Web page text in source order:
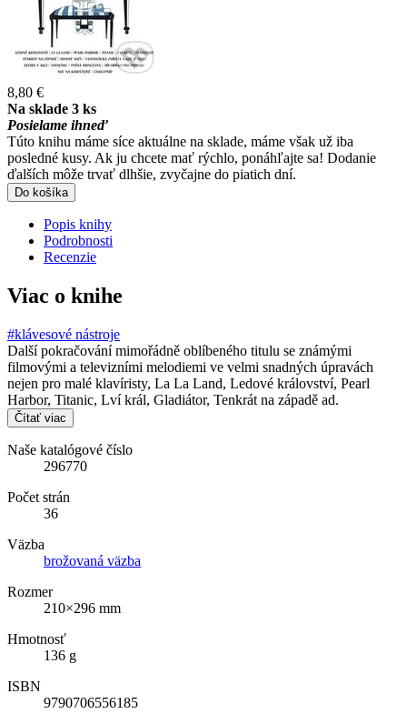
8,80 €
Na sklade 3 ks
Posielame ihneď
Túto knihu máme síce aktuálne na sklade, máme však už iba
posledné kusy. Ak ju chcete mať rýchlo, ponáhľajte sa! Dodanie
ďalších môže trvať dlhšie, zvyčajne do piatich dní.
Do košíka
Popis knihy
Podrobnosti
Recenzie
Viac o knihe
#klávesové nástroje
Další pokračování mimořádně oblíbeného titulu se známými
filmovými a televizními melodiemi ve velmi snadných úpravách
nejen pro malé klavíristy, La La Land, Ledové království, Pearl
Harbor, Titanic, Lví král, Gladiátor, Tenkrát na západě ad.
Čítať viac
Naše katalógové číslo
296770
Počet strán
36
Väzba
brožovaná väzba
Rozmer
210×296 mm
Hmotnosť
136 g
ISBN
9790706556185